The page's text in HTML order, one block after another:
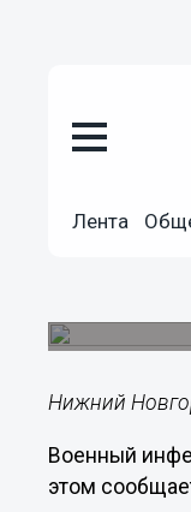
Лента«Это
Нижний
Военный
этом